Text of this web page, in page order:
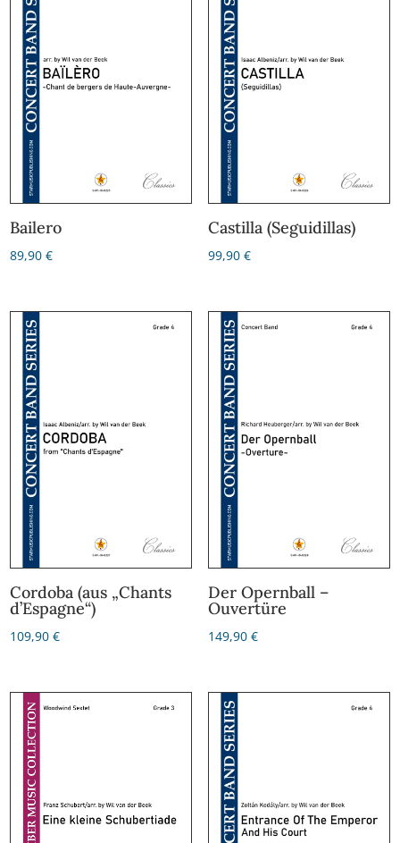
Bailero
89,90€
Castilla (Seguidillas)
99,90 €
Cordoba (aus „Chants
d’Espagne“)
109,90€
Der Opernball –
Ouvertüre
149,90 €